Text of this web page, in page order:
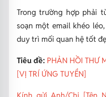
Trong trường hợp phải
soạn một email khéo
duy trì mối quan hệ tốt
Tiêu đề:PHẢN HỒI THƯ
[VỊ TRÍ ỨNG TUYỂN]